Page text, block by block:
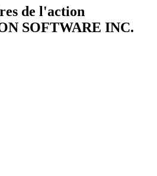
de l'action
SOFTWARE INC.